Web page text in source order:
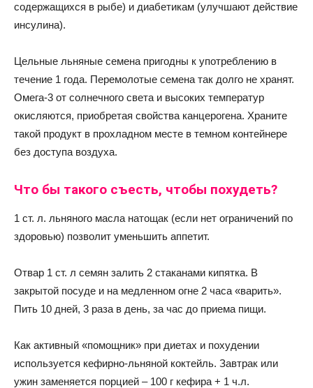
содержащихся в рыбе) и диабетикам (улучшают действие
инсулина).
Цельные льняные семена пригодны к употреблению в
течение 1 года. Перемолотые семена так долго не хранят.
Омега-3 от солнечного света и высоких температур
окисляются, приобретая свойства канцерогена. Храните
такой продукт в прохладном месте в темном контейнере
без доступа воздуха.
Что бы такого съесть, чтобы похудеть?
1 ст. л. льняного масла натощак (если нет ограничений по
здоровью) позволит уменьшить аппетит.
Отвар 1 ст. л семян залить 2 стаканами кипятка. В
закрытой посуде и на медленном огне 2 часа «варить».
Пить 10 дней, 3 раза в день, за час до приема пищи.
Как активный «помощник» при диетах и похудении
используется кефирно-льняной коктейль. Завтрак или
ужин заменяется порцией – 100 г кефира + 1 ч.л.